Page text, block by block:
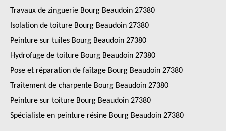
Travaux de zinguerie Bourg Beaudoin 27380
Isolation de toiture Bourg Beaudoin 27380
Peinture sur tuiles Bourg Beaudoin 27380
Hydrofuge de toiture Bourg Beaudoin 27380
Pose et réparation de faîtage Bourg Beaudoin 27380
Traitement de charpente Bourg Beaudoin 27380
Peinture sur toiture Bourg Beaudoin 27380
Spécialiste en peinture résine Bourg Beaudoin 27380